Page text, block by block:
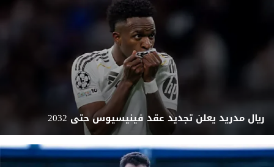
ريال مدريد يعلن تجديد عقد فينيسيوس حتى 2032